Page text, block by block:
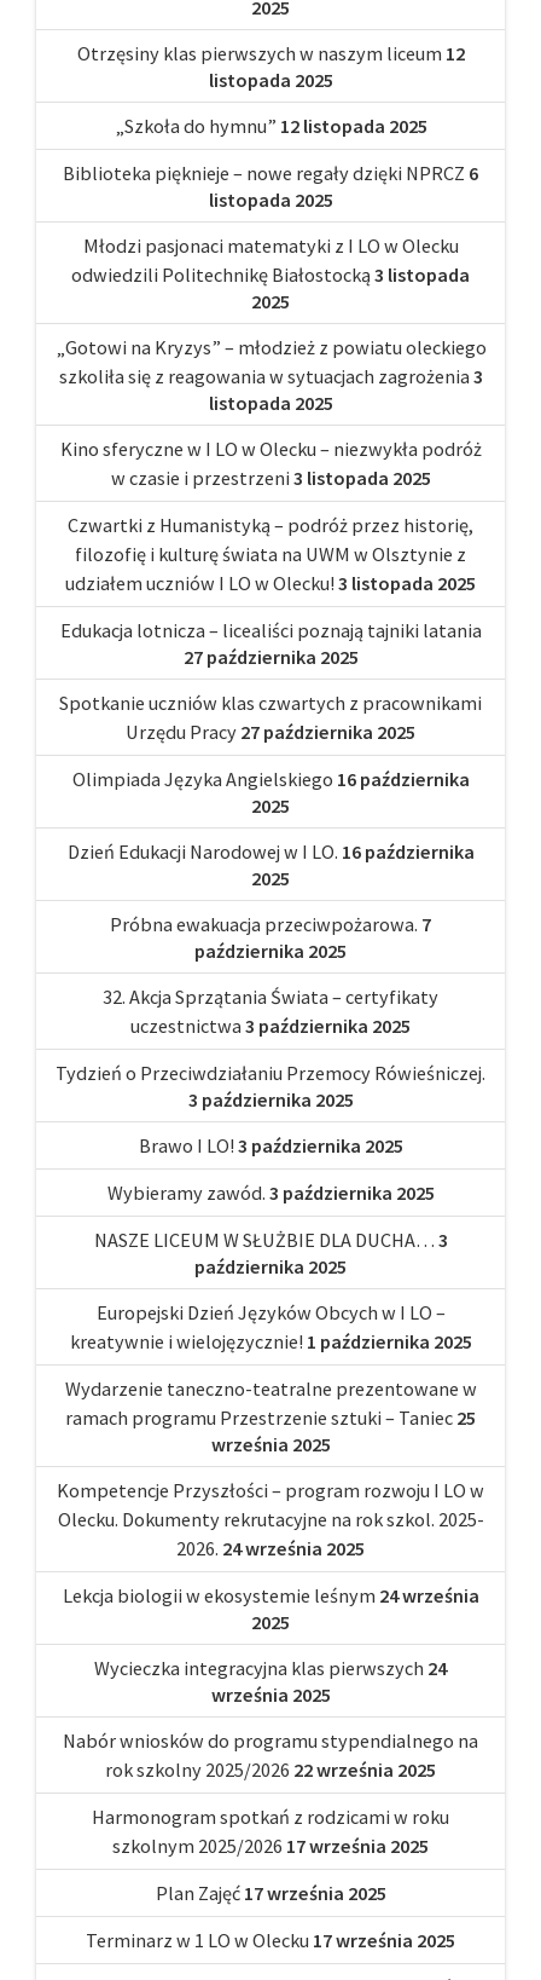
2025
Otrzęsiny klas pierwszych w naszym liceum 12
listopada 2025
„Szkoła do hymnu” 12 listopada 2025
Biblioteka pięknieje – nowe regały dzięki NPRCZ 6
listopada 2025
Młodzi pasjonaci matematyki z I LO w Olecku
odwiedzili Politechnikę Białostocką 3 listopada
2025
„Gotowi na Kryzys” – młodzież z powiatu oleckiego
szkoliła się z reagowania w sytuacjach zagrożenia 3
listopada 2025
Kino sferyczne w I LO w Olecku – niezwykła podróż
w czasie i przestrzeni 3 listopada 2025
Czwartki z Humanistyką – podróż przez historię,
filozofię i kulturę świata na UWM w Olsztynie z
udziałem uczniów I LO w Olecku! 3 listopada 2025
Edukacja lotnicza – licealiści poznają tajniki latania
27 października 2025
Spotkanie uczniów klas czwartych z pracownikami
Urzędu Pracy 27 października 2025
Olimpiada Języka Angielskiego 16 października
2025
Dzień Edukacji Narodowej w I LO. 16 października
2025
Próbna ewakuacja przeciwpożarowa. 7
października 2025
32. Akcja Sprzątania Świata – certyfikaty
uczestnictwa 3 października 2025
Tydzień o Przeciwdziałaniu Przemocy Rówieśniczej.
3 października 2025
Brawo I LO! 3 października 2025
Wybieramy zawód. 3 października 2025
NASZE LICEUM W SŁUŻBIE DLA DUCHA… 3
października 2025
Europejski Dzień Języków Obcych w I LO –
kreatywnie i wielojęzycznie! 1 października 2025
Wydarzenie taneczno-teatralne prezentowane w
ramach programu Przestrzenie sztuki – Taniec 25
września 2025
Kompetencje Przyszłości – program rozwoju I LO w
Olecku. Dokumenty rekrutacyjne na rok szkol. 2025-
2026. 24 września 2025
Lekcja biologii w ekosystemie leśnym 24 września
2025
Wycieczka integracyjna klas pierwszych 24
września 2025
Nabór wniosków do programu stypendialnego na
rok szkolny 2025/2026 22 września 2025
Harmonogram spotkań z rodzicami w roku
szkolnym 2025/2026 17 września 2025
Plan Zajęć 17 września 2025
Terminarz w 1 LO w Olecku 17 września 2025